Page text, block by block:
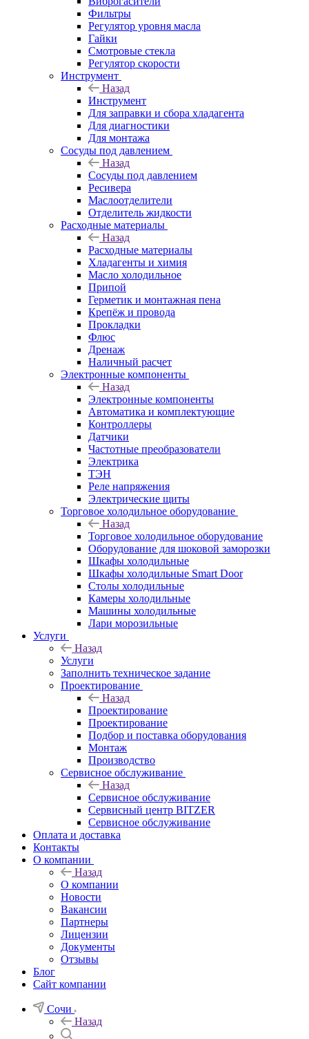
Фильтры
Регулятор уровня масла
Гайки
Смотровые стекла
Регулятор скорости
Инструмент
Назад
Инструмент
Для заправки и сбора хладагента
Для диагностики
Для монтажа
Сосуды под давлением
Назад
Сосуды под давлением
Ресивера
Маслоотделители
Отделитель жидкости
Расходные материалы
Назад
Расходные материалы
Хладагенты и химия
Масло холодильное
Припой
Герметик и монтажная пена
Крепёж и провода
Прокладки
Флюс
Дренаж
Наличный расчет
Электронные компоненты
Назад
Электронные компоненты
Автоматика и комплектующие
Контроллеры
Датчики
Частотные преобразователи
Электрика
ТЭН
Реле напряжения
Электрические щиты
Торговое холодильное оборудование
Назад
Торговое холодильное оборудование
Оборудование для шоковой заморозки
Шкафы холодильные
Шкафы холодильные Smart Door
Столы холодильные
Камеры холодильные
Машины холодильные
Лари морозильные
Услуги
Назад
Услуги
Заполнить техническое задание
Проектирование
Назад
Проектирование
Проектирование
Подбор и поставка оборудования
Монтаж
Производство
Сервисное обслуживание
Назад
Сервисное обслуживание
Сервисный центр BITZER
Сервисное обслуживание
Оплата и доставка
Контакты
О компании
Назад
О компании
Новости
Вакансии
Партнеры
Лицензии
Документы
Отзывы
Блог
Сайт компании
Сочи
Назад